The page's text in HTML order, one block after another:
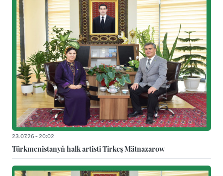
23.07.26 - 20:02
Türkmenistanyň halk artisti Tirkeş Mätnazarow